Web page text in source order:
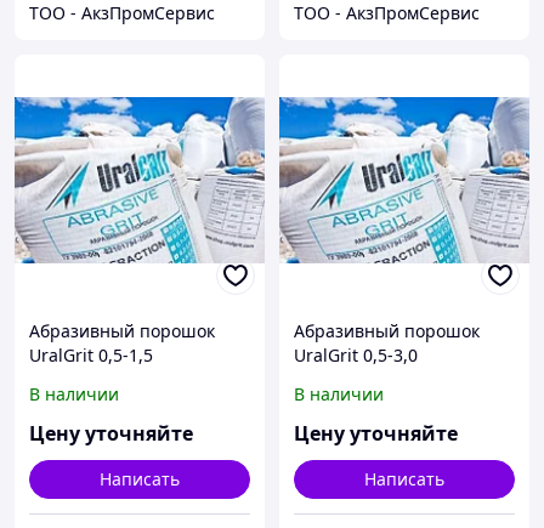
ТОО - АкзПромСервис ТОО - АкзПромСервис
Абразивный порошок
UralGrit 0,5-1,5
В наличии
Цену уточняйте
Написать
Абразивный порошок
UralGrit 0,5-3,0
В наличии
Цену уточняйте
Написать